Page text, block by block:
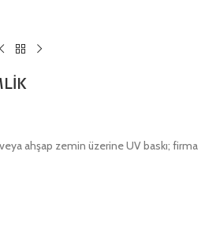
ahşap zemin üzerine UV baskı; firma